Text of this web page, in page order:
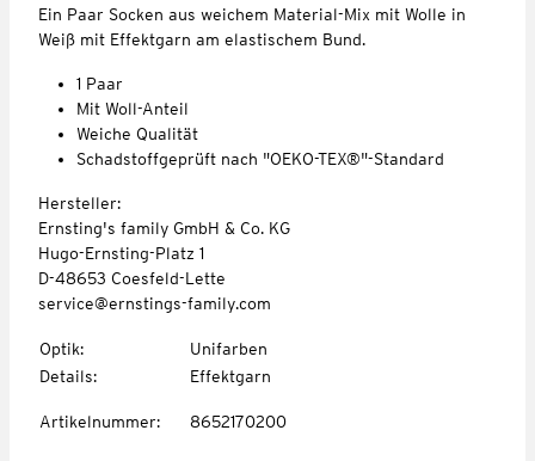
Ein Paar Socken aus weichem Material-Mix mit Wolle in
Weiß mit Effektgarn am elastischem Bund.
1 Paar
Mit Woll-Anteil
Weiche Qualität
Schadstoffgeprüft nach "OEKO-TEX®"-Standard
Hersteller:
Ernsting's family GmbH & Co. KG
Hugo-Ernsting-Platz 1
D-48653 Coesfeld-Lette
service@ernstings-family.com
Optik:
Unifarben
Details: Effektgarn
Artikelnummer: 8652170200